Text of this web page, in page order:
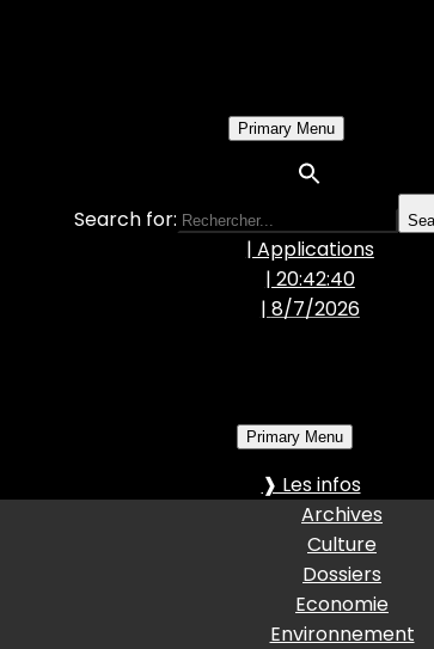
Primary Menu
Search for:
| Applications
| 20:42:41
| 8/7/2026
Primary Menu
❱ Les infos
Archives
Culture
Dossiers
Economie
Environnement